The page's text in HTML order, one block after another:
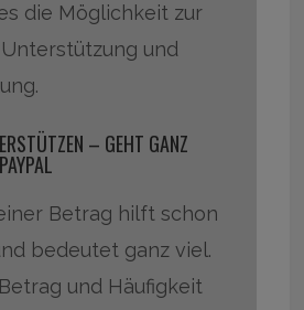
die Möglichkeit zur
und
– GEHT GANZ
Betrag hilft schon
bedeutet ganz viel.
und Häufigkeit